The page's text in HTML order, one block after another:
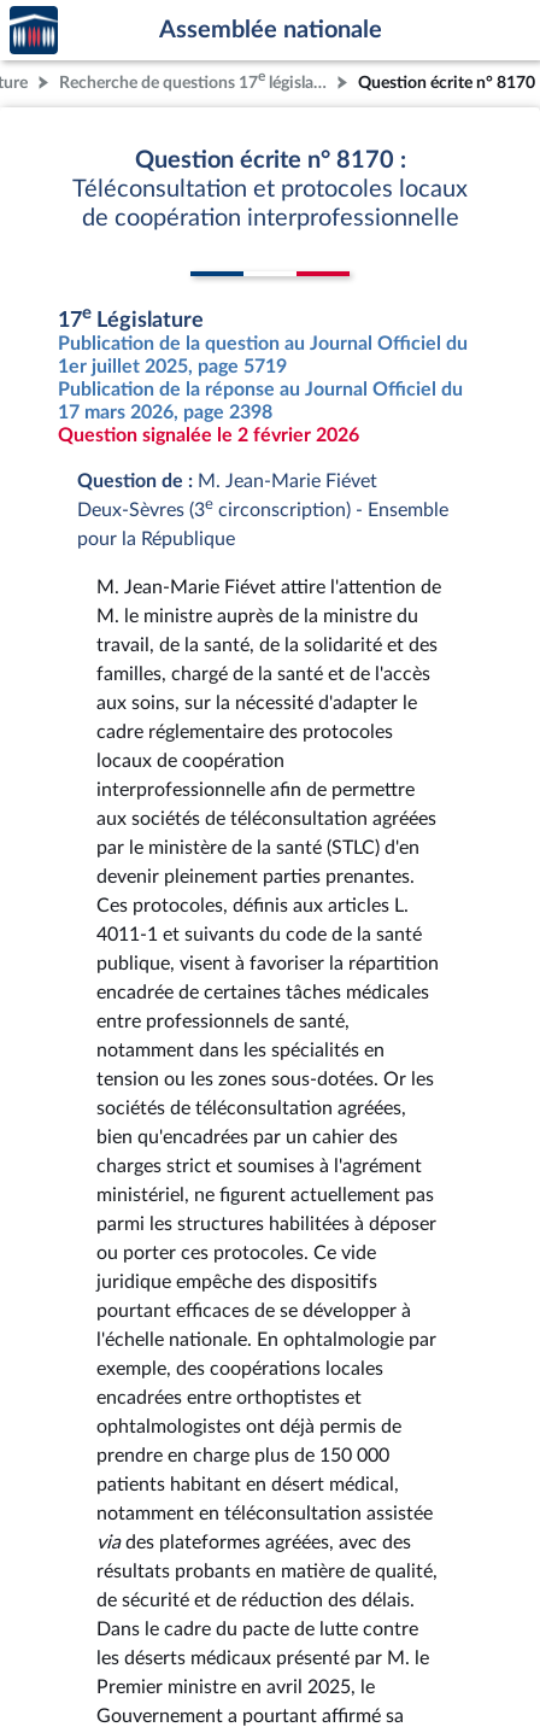
Aller au contenu
Aller en bas de la page
Accèder
à la
page
d'accueil
Assemblée nationale
Recherche de questions 17e législature Question écrite n° 8170
Question écrite n° 8170 :
Téléconsultation et protocoles locaux
de coopération interprofessionnelle
17e Législature
Publication de la question au Journal Officiel du
1er juillet 2025, page 5719
Publication de la réponse au Journal Officiel du
17 mars 2026, page 2398
Question signalée le 2 février 2026
Question de : M. Jean-Marie Fiévet
Deux-Sèvres (3e circonscription) - Ensemble
pour la République
M. Jean-Marie Fiévet attire l'attention de
M. le ministre auprès de la ministre du
travail, de la santé, de la solidarité et des
familles, chargé de la santé et de l'accès
aux soins, sur la nécessité d'adapter le
cadre réglementaire des protocoles
locaux de coopération
interprofessionnelle afin de permettre
aux sociétés de téléconsultation agréées
par le ministère de la santé (STLC) d'en
devenir pleinement parties prenantes.
Ces protocoles, définis aux articles L.
4011-1 et suivants du code de la santé
publique, visent à favoriser la répartition
encadrée de certaines tâches médicales
entre professionnels de santé,
notamment dans les spécialités en
tension ou les zones sous-dotées. Or les
sociétés de téléconsultation agréées,
bien qu'encadrées par un cahier des
charges strict et soumises à l'agrément
ministériel, ne figurent actuellement pas
parmi les structures habilitées à déposer
ou porter ces protocoles. Ce vide
juridique empêche des dispositifs
pourtant efficaces de se développer à
l'échelle nationale. En ophtalmologie par
exemple, des coopérations locales
encadrées entre orthoptistes et
ophtalmologistes ont déjà permis de
prendre en charge plus de 150 000
patients habitant en désert médical,
notamment en téléconsultation assistée
viades plateformes agréées, avec des
résultats probants en matière de qualité,
de sécurité et de réduction des délais.
Dans le cadre du pacte de lutte contre
les déserts médicaux présenté par M. le
Premier ministre en avril 2025, le
Gouvernement a pourtant affirmé sa